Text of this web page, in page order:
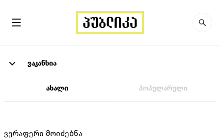
ვაკანსია
ახალი პოპულარული
ვერაფერი მოიძებნა